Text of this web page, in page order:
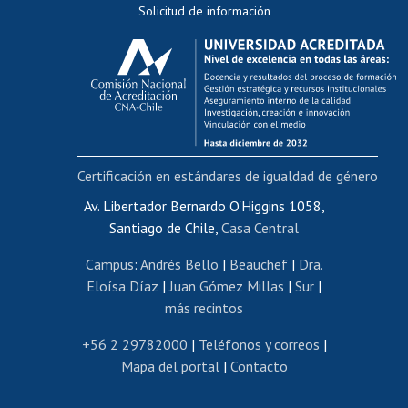
Evaluación docente
Calificación académica
Postulación al AUCAI
Funcionarias/os
Cursos internos de capacitación
Bienestar del personal
Portal de movilidad interna
Certificado de renta
Certificado de renta honorarios
Editar páginas blancas
Extranjeras/os
Revalidación y reconocimiento de títulos
Postulación al Programa de Movilidad Estudiantil
Solicitud de información
Av. Libertador Bernardo O'Higgins 1058,
Santiago de Chile, Casa Central
Campus: Andrés Bello | Beauchef| Dra.
Eloísa Díaz |Juan Gómez Millas | Sur |
más recintos
+56 2 29782000 | Teléfonos y correos |
Mapa del portal| Contacto
Certificación en estándares de igualdad de género